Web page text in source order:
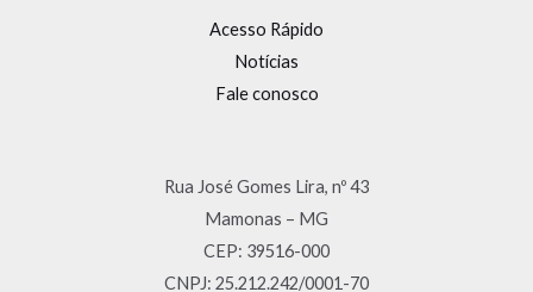
Acesso Rápido
Notícias
Fale conosco
Rua José Gomes Lira, nº 43
Mamonas – MG
CEP: 39516-000
CNPJ: 25.212.242/0001-70